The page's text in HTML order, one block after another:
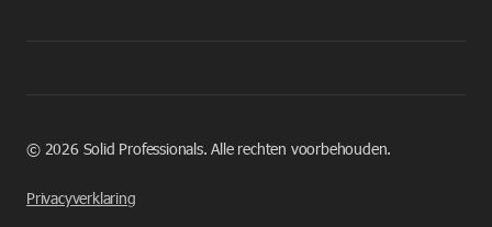
© 2026 Solid Professionals. Alle rechten voorbehouden.
Privacyverklaring